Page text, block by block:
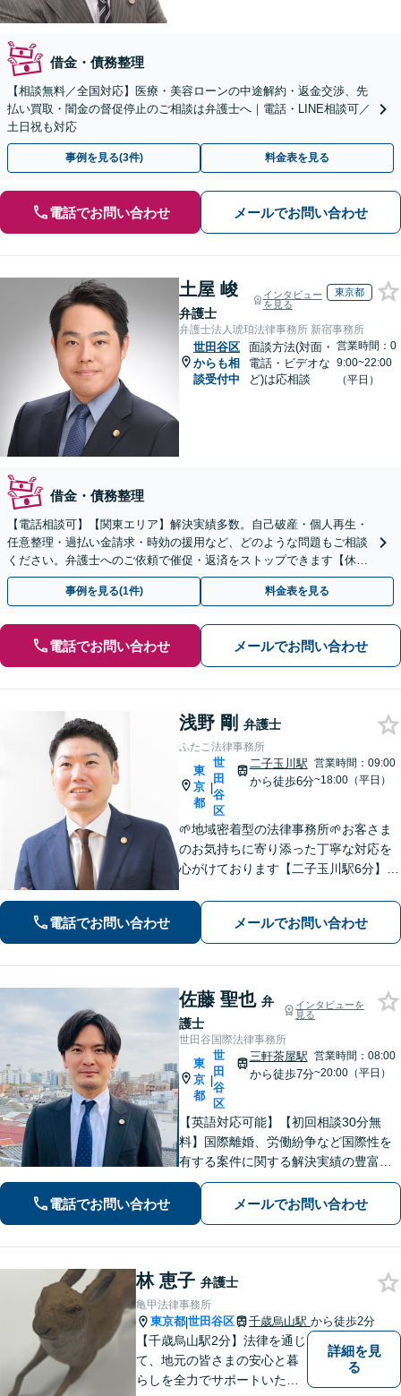
借金・債務整理
【相談無料／全国対応】医療・美容ローンの中途解約・返金交渉、先
払い買取・闇金の督促停止のご相談は弁護士へ｜電話・LINE相談可／
土日祝も対応
事例を見る(3件) 料金表を見る
電話でお問い合わせ メールでお問い合わせ
土屋 峻
弁護士
インタビュー
を見る
東京都
弁護士法人琥珀法律事務所 新宿事務所
世田谷区
からも相
談受付中
面談方法(対面・
電話・ビデオな
ど)は応相談
営業時間：0
9:00~22:00
（平日）
借金・債務整理
【電話相談可】【関東エリア】解決実績多数。自己破産・個人再生・
任意整理・過払い金請求・時効の援用など、どのような問題もご相談
ください。弁護士へのご依頼で催促・返済をストップできます【休
日・夜間相談可】【分割払い可】【初回相談無料】
事例を見る(1件) 料金表を見る
電話でお問い合わせ メールでお問い合わせ
浅野 剛 弁護士
ふたこ法律事務所
東
京
都
|
世
田
谷
区
二子玉川駅
から徒歩6分
営業時間：09:00
~18:00（平日）
🌱地域密着型の法律事務所🌱お客さま
のお気持ちに寄り添った丁寧な対応を
心がけております【二子玉川駅6分】個
◎誠心誠意サポートします。正式なご
契約後は「弁護士が全て対応いたしま
す」【交通事故・離婚】はお任せくだ
さい！
電話でお問い合わせ メールでお問い合わせ
佐藤 聖也 弁
護士
インタビューを
見る
世田谷国際法律事務所
東
京
都
|
世
田
谷
区
三軒茶屋駅
から徒歩7分
営業時間：08:00
~20:00（平日）
【英語対応可能】【初回相談30分無
料】国際離婚、労働紛争など国際性を
有する案件に関する解決実績の豊富な
弁護士が丁寧に対応いたします【夜
間・休日・オンライン対応も可】【三
軒茶屋駅徒歩7分】
電話でお問い合わせ メールでお問い合わせ
林 恵子 弁護士
亀甲法律事務所
東京都|世田谷区 千歳烏山駅 から徒歩2分
【千歳烏山駅2分】法律を通じ
て、地元の皆さまの安心と暮
らしを全力でサポートいたし
詳細を見
る